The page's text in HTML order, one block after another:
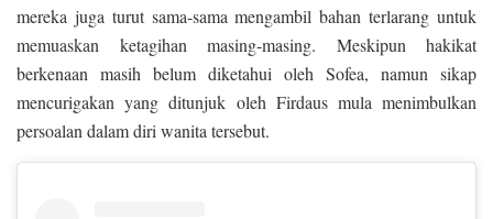
mereka juga turut sama-sama mengambil bahan terlarang untuk
memuaskan ketagihan masing-masing. Meskipun hakikat
berkenaan masih belum diketahui oleh Sofea, namun sikap
mencurigakan yang ditunjuk oleh Firdaus mula menimbulkan
persoalan dalam diri wanita tersebut.